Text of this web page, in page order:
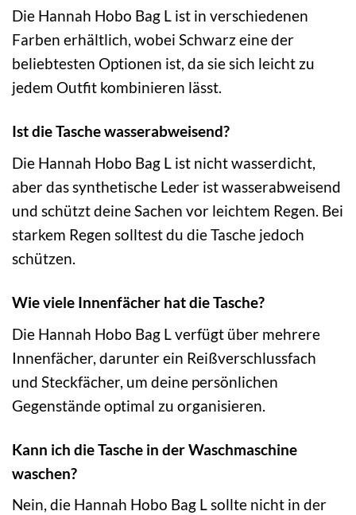
Die Hannah Hobo Bag L ist in verschiedenen
Farben erhältlich, wobei Schwarz eine der
beliebtesten Optionen ist, da sie sich leicht zu
jedem Outfit kombinieren lässt.
Ist die Tasche wasserabweisend?
Die Hannah Hobo Bag L ist nicht wasserdicht,
aber das synthetische Leder ist wasserabweisend
und schützt deine Sachen vor leichtem Regen. Bei
starkem Regen solltest du die Tasche jedoch
schützen.
Wie viele Innenfächer hat die Tasche?
Die Hannah Hobo Bag L verfügt über mehrere
Innenfächer, darunter ein Reißverschlussfach
und Steckfächer, um deine persönlichen
Gegenstände optimal zu organisieren.
Kann ich die Tasche in der Waschmaschine
waschen?
Nein, die Hannah Hobo Bag L sollte nicht in der